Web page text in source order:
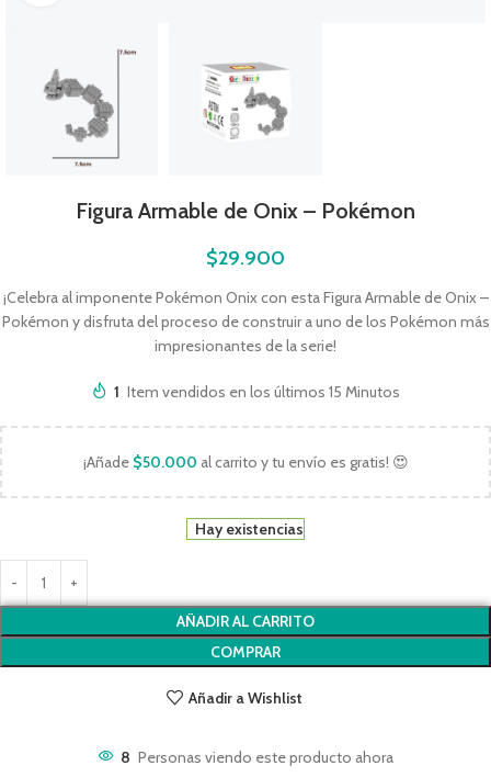
Figura Armable de Onix – Pokémon
$29.900
¡Celebra al imponente Pokémon Onix con esta Figura Armable de Onix –
Pokémon y disfruta del proceso de construir a uno de los Pokémon más
impresionantes de la serie!
1 Item vendidos en los últimos 15 Minutos
¡Añade $50.000 al carrito y tu envío es gratis! 😍
Hay existencias
AÑADIR AL CARRITO
COMPRAR
Añadir a Wishlist
8 Personas viendo este producto ahora